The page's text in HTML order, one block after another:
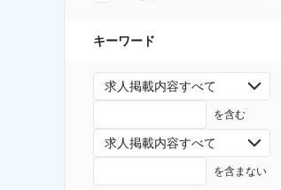
キーワード
求人掲載内容すべて
を含む
求人掲載内容すべて
を含まない